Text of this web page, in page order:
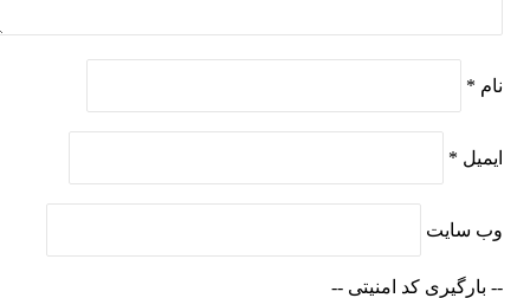
نام *
ایمیل *
وب‌ سایت
-- بارگیری کد امنیتی --